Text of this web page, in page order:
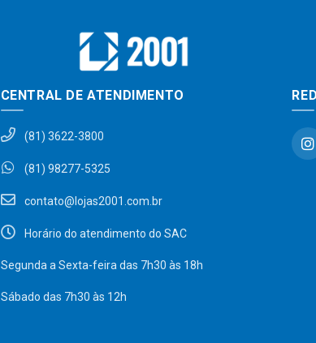
CENTRAL DE ATENDIMENTO
(81) 3622-3800
(81) 98277-5325
contato@lojas2001.com.br
Horário do atendimento do SAC
Segunda a Sexta-feira das 7h30 às 18h
Sábado das 7h30 às 12h